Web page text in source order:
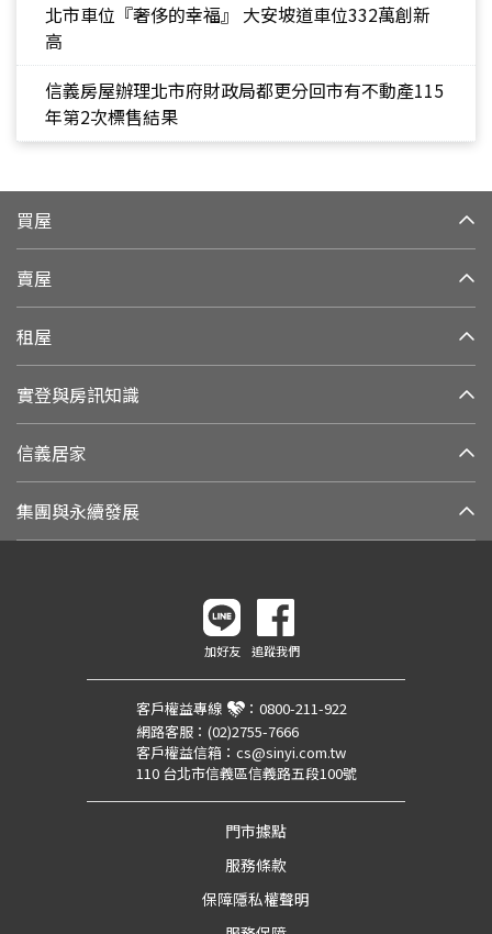
北市車位『奢侈的幸福』 大安坡道車位332萬創新
高
信義房屋辦理北市府財政局都更分回市有不動產115
年第2次標售結果
買屋
賣屋
租屋
實登與房訊知識
信義居家
集團與永續發展
加好友 追蹤我們
客戶權益專線 ： 0800-211-922
網路客服： (02)2755-7666
客戶權益信箱： cs@sinyi.com.tw
110 台北市信義區信義路五段100號
門市據點
服務條款
保障隱私權聲明